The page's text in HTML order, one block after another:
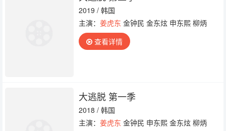
2019 / 韩国
主演： 姜虎东 金钟民 金东炫 申东熙 柳炳
查看详情
大逃脱 第一季
2018 / 韩国
主演： 姜虎东 金钟民 申东熙 金东炫 柳炳